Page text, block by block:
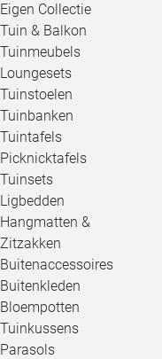
Eigen Collectie
Tuin & Balkon
Tuinmeubels
Loungesets
Tuinstoelen
Tuinbanken
Tuintafels
Picknicktafels
Tuinsets
Ligbedden
Hangmatten &
Zitzakken
Buitenaccessoires
Buitenkleden
Bloempotten
Tuinkussens
Parasols